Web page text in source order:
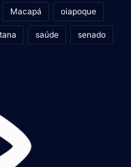
Macapá oiapoque
saúde senado